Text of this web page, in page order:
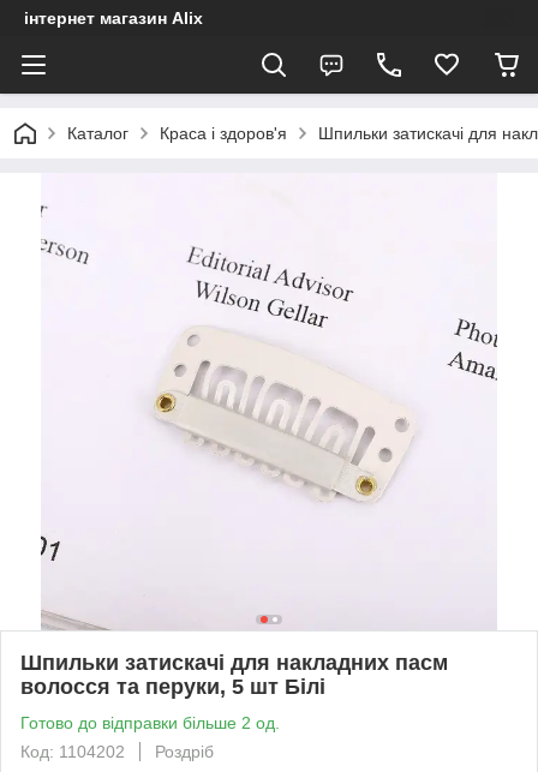
інтернет магазин Alix
Каталог Краса і здоров'я Шпильки затискачі для
Шпильки затискачі для накладних пасм
волосся та перуки, 5 шт Білі
Готово до відправки більше 2 од.
Код: 1104202
Роздріб